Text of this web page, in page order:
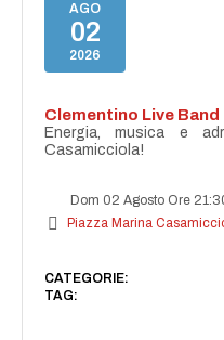
AGO
02
2026
Clementino Live Band
Energia, musica e
Casamicciola!
Dom 02 Agosto Ore
Piazza Marina
CATEGORIE:
TAG: